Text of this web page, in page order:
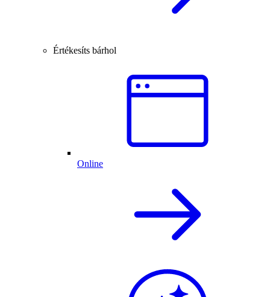
Értékesíts bárhol
Online